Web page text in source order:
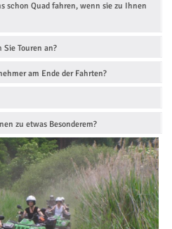
schon Quad fahren, wenn sie zu Ihnen
Touren an?
am Ende der Fahrten?
zu etwas Besonderem?